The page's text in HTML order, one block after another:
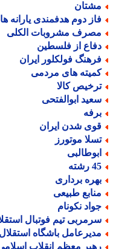
دوم هدفمندی یارانه ها
مشروبات الکلی
از فلسطین
فولکلور ایران
های مردمی
کالا
ابوالفتحی
شدن ایران
موتورز
برداری
طبیعی
نکونام
تیم فوتبال استقلال
باشگاه استقلال
معظم انقلاب اسلامی